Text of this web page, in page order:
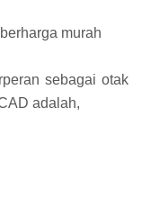
murah
sebagai otak
adalah,